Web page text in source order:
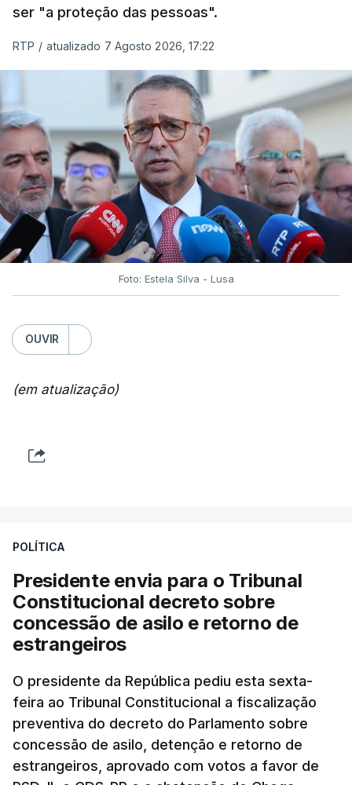
ser "a proteção das pessoas".
RTP / atualizado 7 Agosto 2026, 17:22
Foto: Estela Silva - Lusa
OUVIR
(em atualização)
POLÍTICA
Presidente envia para o Tribunal
Constitucional decreto sobre
concessão de asilo e retorno de
estrangeiros
O presidente da República pediu esta sexta-
feira ao Tribunal Constitucional a fiscalização
preventiva do decreto do Parlamento sobre
concessão de asilo, detenção e retorno de
estrangeiros, aprovado com votos a favor de